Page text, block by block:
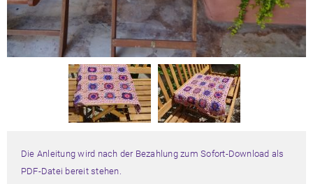
Die Anleitung wird nach der Bezahlung zum Sofort-Download als
PDF-Datei bereit stehen.